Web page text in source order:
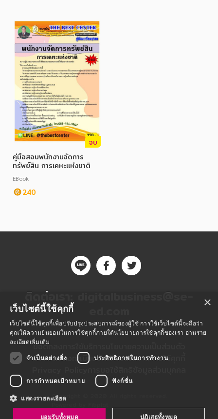
หนังสือเด็ก
การพัฒนาตนเอง
ความรู้ทั่วไป
การ์ตูนความรู้ การ์ตูน
การ์ตูนมังงะ (Manga)
จบ
คู่มือสอบพนักงานจัดการ
ทรัพย์สิน การเคหะแห่งชาติ
EBook
240
ติดต่อเรา: digitalbusiness@se-
ข้อตกลงการใช้บริการ
ข้อตกลงลงทะเบียนนักเขียนนโยบายการใช้คุกกี้
Copyright © 2020 All rights reserved.
×
เว็บไซต์นี้ใช้คุกกี้
เว็บไซต์นี้ใช้คุกกี้เพื่อปรับปรุงประสบการณ์ของผู้ใช้ การใช้เว็บไซต์นี้จะถือว่า
คุณให้ความยินยอมในการใช้คุกกี้ภายใต้นโยบายการใช้คุกกี้ของเรา อ่านราย
ละเอียดเพิ่มเติม
จำเป็นอย่างยิ่ง
ประสิทธิภาพในการทำงาน
การกำหนดเป้าหมาย ฟังก์ชั่น
แสดงรายละเอียด
ยอมรับทั้งหมด ปฏิเสธทั้งหมด